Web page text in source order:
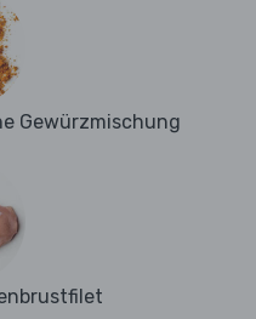
Gewürzmischung